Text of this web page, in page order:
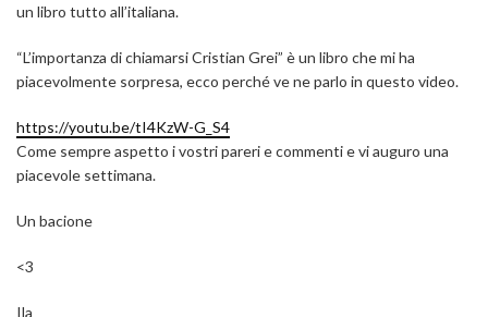
un libro tutto all’italiana.
“L’importanza di chiamarsi Cristian Grei” è un libro che mi ha
piacevolmente sorpresa, ecco perché ve ne parlo in questo video.
https://youtu.be/tI4KzW-G_S4
Come sempre aspetto i vostri pareri e commenti e vi auguro una
piacevole settimana.
Un bacione
<3
Ila